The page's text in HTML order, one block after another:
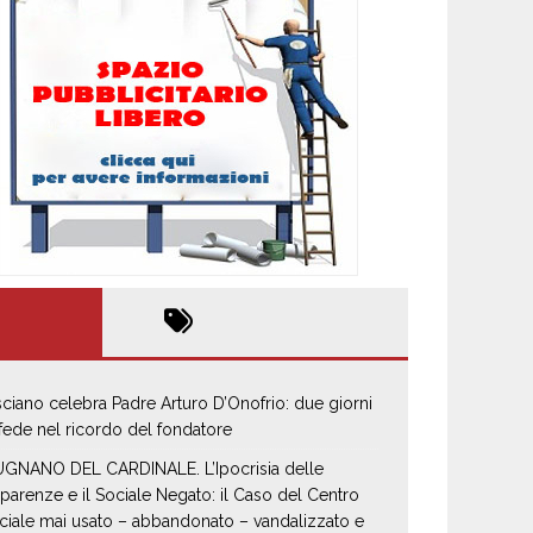
celebra Padre Arturo D’Onofrio: due giorni
nel ricordo del fondatore
DEL CARDINALE. L’Ipocrisia delle
e il Sociale Negato: il Caso del Centro
mai usato – abbandonato – vandalizzato e